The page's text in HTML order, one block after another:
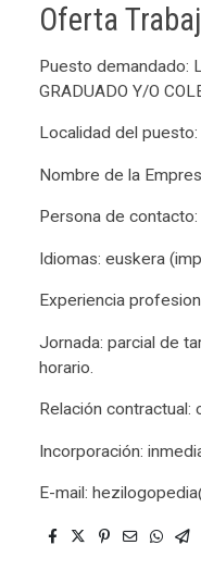
Oferta
Puesto demandado:
GRADUADO Y/O
Localidad del
Nombre de la
Persona de contacto:
Idiomas: euskera
Experiencia
Jornada: parcial de
horario.
Relación contractual:
Incorporación:
E-mail: